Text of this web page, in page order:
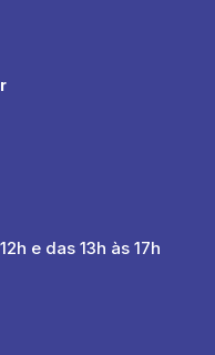
e das 13h às 17h